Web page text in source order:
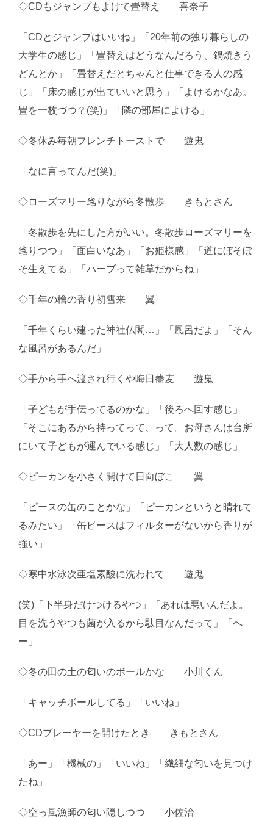
◇CDもジャンプもよけて畳替え 喜奈子
「CDとジャンプはいいね」「20年前の独り暮らしの
大学生の感じ」「畳替えはどうなんだろう、鍋焼きう
どんとか」「畳替えだとちゃんと仕事できる人の感
じ」「床の感じが出ていいと思う」「よけるかなあ。
畳を一枚づつ？(笑)」「隣の部屋によける」
◇冬休み毎朝フレンチトーストで 遊鬼
「なに言ってんだ(笑)」
◇ローズマリー毟りながら冬散歩 きもとさん
「冬散歩を先にした方がいい。冬散歩ローズマリーを
毟りつつ」「面白いなあ」「お姫様感」「道にぼそぼ
そ生えてる」「ハーブって雑草だからね」
◇千年の檜の香り初雪来 翼
「千年くらい建った神社仏閣…」「風呂だよ」「そん
な風呂があるんだ」
◇手から手へ渡され行くや晦日蕎麦 遊鬼
「子どもが手伝ってるのかな」「後ろへ回す感じ」
「そこにあるから持ってって、って。お母さんは台所
にいて子どもが運んでいる感じ」「大人数の感じ」
◇ピーカンを小さく開けて日向ぼこ 翼
「ピースの缶のことかな」「ピーカンというと晴れて
るみたい」「缶ピースはフィルターがないから香りが
強い」
◇寒中水泳次亜塩素酸に洗われて 遊鬼
(笑)「下半身だけつけるやつ」「あれは悪いんだよ。
目を洗うやつも菌が入るから駄目なんだって」「へ
ー」
◇冬の田の土の匂いのボールかな 小川くん
「キャッチボールしてる」「いいね」
◇CDプレーヤーを開けたとき きもとさん
「あー」「機械の」「いいね」「繊細な匂いを見つけ
たね」
◇空っ風漁師の匂い隠しつつ 小佐治